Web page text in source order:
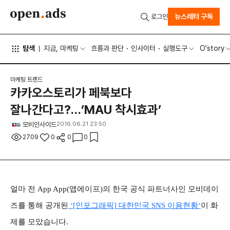
탐색 지금, 마케팅 흐름과 판단 인사이터 실행도구 O'story
로그인 뉴스레터 구독
마케팅 트렌드
카카오스토리가 페북보다
잘나간다고?…’MAU 착시효과’
모비인사이드2016.06.21 23:50
2709 0 0 0
얼마 전 App App(앱에이프)의 한국 공식 파트너사인 모비데이
즈를 통해 공개된 ‘[인포그래픽] 대한민국 SNS 이용현황‘이 화
제를 모았습니다.